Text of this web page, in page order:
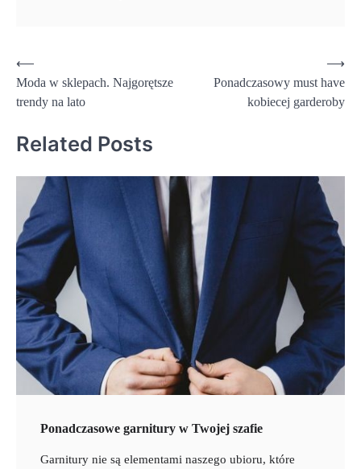
Nawigacja
wpisu
⟵
Moda w sklepach. Najgorętsze
trendy na lato
Ponadczasowy must have
kobiecej garderoby
⟶
Related Posts
Ponadczasowe garnitury w Twojej szafie
Garnitury nie są elementami naszego ubioru, które